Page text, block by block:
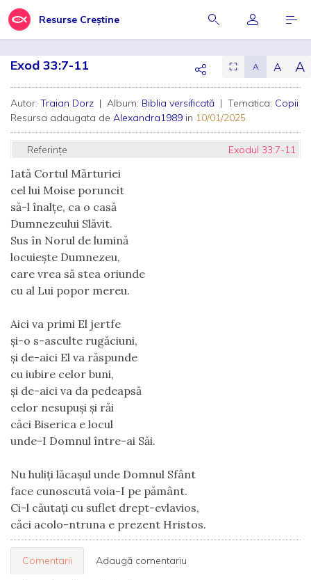
Resurse Creștine
Exod 33:7-11 ⛶ A A A
Autor: Traian Dorz | Album: Biblia versificată | Tematica: Copii
Resursa adaugata de Alexandra1989 in 10/01/2025
Referințe Exodul 33:7-11
Iată Cortul Mărturiei
cel lui Moise poruncit
să-l înalțe, ca o casă
Dumnezeului Slăvit.
Sus în Norul de lumină
locuiește Dumnezeu,
care vrea să stea oriunde
cu al Lui popor mereu.
Aici va primi El jertfe
și-o s-asculte rugăciuni,
și de-aici El va răspunde
cu iubire celor buni,
și de-aici va da pedeapsă
celor nesupuși și răi
căci Biserica e locul
unde-I Domnul între-ai Săi.
Nu huliți lăcașul unde Domnul Sfânt
face cunoscută voia-I pe pământ.
Ci-l căutați cu suflet drept-evlavios,
căci acolo-ntruna e prezent Hristos.
Comentarii Adaugă comentariu